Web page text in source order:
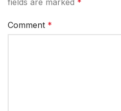
fields are marked *
Comment *